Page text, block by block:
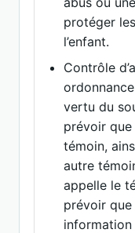
protéger
l’enfant.
Contrôle
vertu du
prévoir que
témoin,
autre
appelle le
prévoir